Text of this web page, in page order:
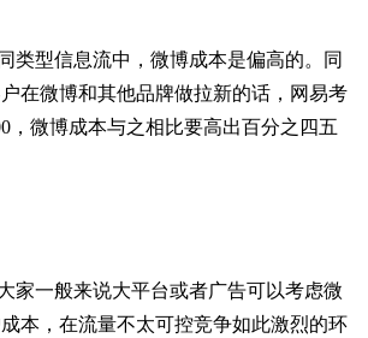
类型信息流中，微博成本是偏高的。同
在微博和其他品牌做拉新的话，网易考
，微博成本与之相比要高出百分之四五
家一般来说大平台或者广告可以考虑微
本， 在流量不太可控竞争如此激烈的环